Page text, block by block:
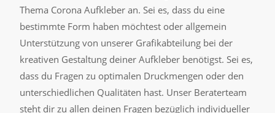
Thema Corona Aufkleber an. Sei es, dass du eine
bestimmte Form haben möchtest oder allgemein
Unterstützung von unserer Grafikabteilung bei der
kreativen Gestaltung deiner Aufkleber benötigst. Sei es,
dass du Fragen zu optimalen Druckmengen oder den
unterschiedlichen Qualitäten hast. Unser Beraterteam
steht dir zu allen deinen Fragen bezüglich individueller